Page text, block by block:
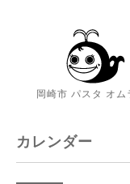
岡崎市 パスタ オ
カレンダー